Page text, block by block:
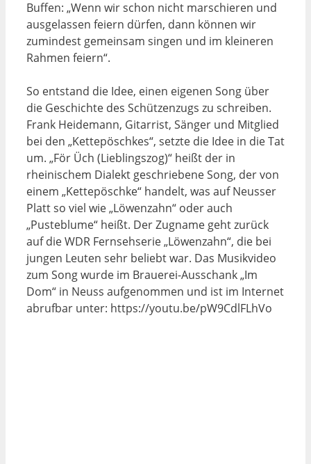
Buffen: „Wenn wir schon nicht marschieren und
ausgelassen feiern dürfen, dann können wir
zumindest gemeinsam singen und im kleineren
Rahmen feiern“.
So entstand die Idee, einen eigenen Song über
die Geschichte des Schützenzugs zu schreiben.
Frank Heidemann, Gitarrist, Sänger und Mitglied
bei den „Kettepöschkes“, setzte die Idee in die Tat
um. „För Üch (Lieblingszog)“ heißt der in
rheinischem Dialekt geschriebene Song, der von
einem „Kettepöschke“ handelt, was auf Neusser
Platt so viel wie „Löwenzahn“ oder auch
„Pusteblume“ heißt. Der Zugname geht zurück
auf die WDR Fernsehserie „Löwenzahn“, die bei
jungen Leuten sehr beliebt war. Das Musikvideo
zum Song wurde im Brauerei-Ausschank „Im
Dom“ in Neuss aufgenommen und ist im Internet
abrufbar unter: https://youtu.be/pW9CdlFLhVo